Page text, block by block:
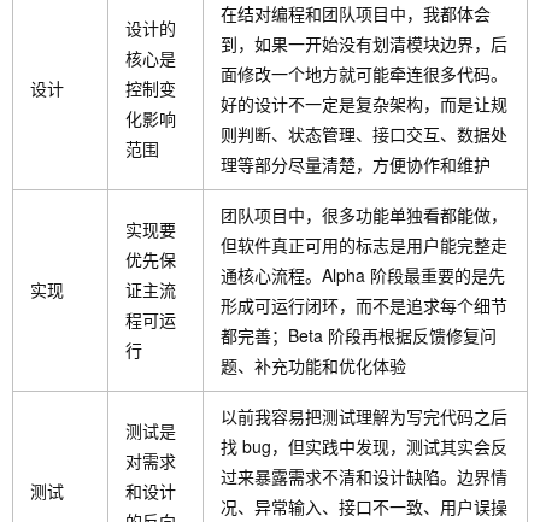
设计
设计的
核心是
控制变
化影响
范围
在结对编程和团队项目中，我都体会
到，如果一开始没有划清模块边界，后
面修改一个地方就可能牵连很多代码。
好的设计不一定是复杂架构，而是让规
则判断、状态管理、接口交互、数据处
理等部分尽量清楚，方便协作和维护
实现
实现要
优先保
证主流
程可运
行
团队项目中，很多功能单独看都能做，
但软件真正可用的标志是用户能完整走
通核心流程。Alpha 阶段最重要的是先
形成可运行闭环，而不是追求每个细节
都完善；Beta 阶段再根据反馈修复问
题、补充功能和优化体验
测试
测试是
对需求
和设计
以前我容易把测试理解为写完代码之后
找 bug，但实践中发现，测试其实会反
过来暴露需求不清和设计缺陷。边界情
况、异常输入、接口不一致、用户误操